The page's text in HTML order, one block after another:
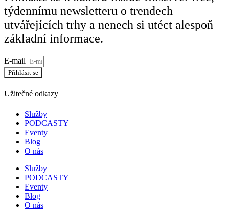
týdennímu newsletteru o trendech
utvářejících trhy a nenech si utéct alespoň
základní informace.
E-mail
Přihlásit se
Užitečné odkazy
Služby
PODCASTY
Eventy
Blog
O nás
Služby
PODCASTY
Eventy
Blog
O nás